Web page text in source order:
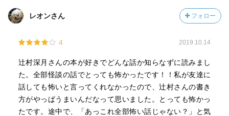
レオンさん フォロー
4 2019.10.14
辻村深月さんの本が好きでどんな話か知らなずに読みまし
た。全部怪談の話でとっても怖かったです！！私が友達に
話しても怖いと言ってくれなかったので、辻村さんの書き
方がやっぱうまいんだなって思いました。とっても怖かっ
たです。途中で、「あっこれ全部怖い話じゃない？」と気